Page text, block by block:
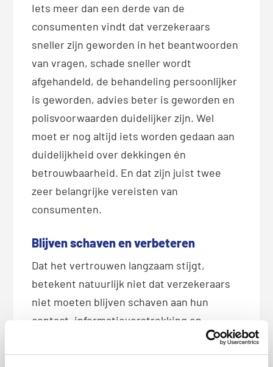
Iets meer dan een derde van de
consumenten vindt dat verzekeraars
sneller zijn geworden in het beantwoorden
van vragen, schade sneller wordt
afgehandeld, de behandeling persoonlijker
is geworden, advies beter is geworden en
polisvoorwaarden duidelijker zijn. Wel
moet er nog altijd iets worden gedaan aan
duidelijkheid over dekkingen én
betrouwbaarheid. En dat zijn juist twee
zeer belangrijke vereisten van
consumenten.
Blijven schaven en verbeteren
Dat het vertrouwen langzaam stijgt,
betekent natuurlijk niet dat verzekeraars
niet moeten blijven schaven aan hun
contact, informatieverstrekking en
integriteit naar de klanten. De klant moet
voorop staan,zoals Sticks zegt.